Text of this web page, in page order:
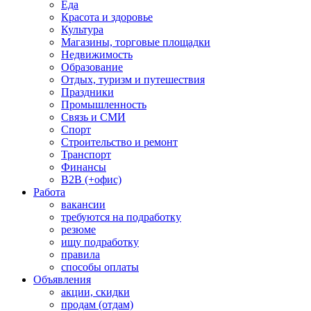
Еда
Красота и здоровье
Культура
Магазины, торговые площадки
Недвижимость
Образование
Отдых, туризм и путешествия
Праздники
Промышленность
Связь и СМИ
Спорт
Строительство и ремонт
Транспорт
Финансы
B2B (+офис)
Работа
вакансии
требуются на подработку
резюме
ищу подработку
правила
способы оплаты
Объявления
акции, скидки
продам (отдам)